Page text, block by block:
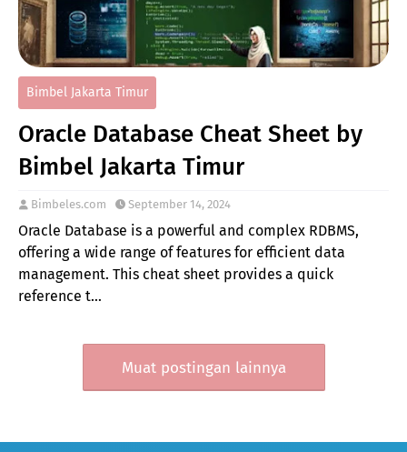
Bimbel Jakarta Timur
Oracle Database Cheat Sheet by
Bimbel Jakarta Timur
Bimbeles.com September 14, 2024
Oracle Database is a powerful and complex RDBMS,
offering a wide range of features for efficient data
management. This cheat sheet provides a quick
reference t…
Muat postingan lainnya